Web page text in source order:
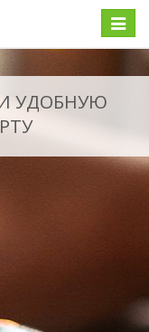
Меню
УДОБНУЮ